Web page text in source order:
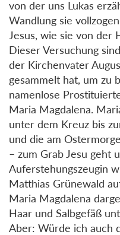
von der uns Lukas
Wandlung sie
Jesus, wie sie von der
Dieser Versuchung
der Kirchenvater
gesammelt hat, um zu
namenlose
Maria Magdalena.
unter dem Kreuz bis
und die am
– zum Grab Jesu geht
Auferstehungszeugin
Matthias Grünewald
Maria Magdalena
Haar und Salbgefäß
Aber: Würde ich auch